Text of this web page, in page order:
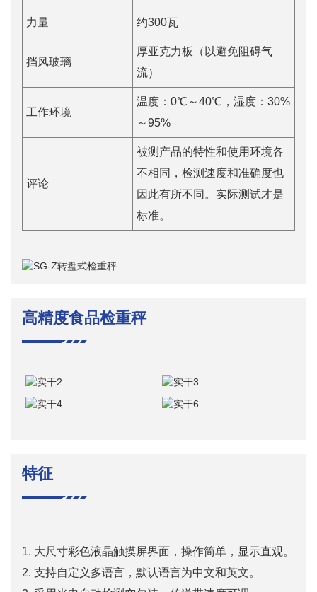
力量 约300瓦
挡风玻璃
厚亚克力板（以避免阻碍气
流）
工作环境
温度：0℃～40℃，湿度：30%
～95%
评论
被测产品的特性和使用环境各
不相同，检测速度和准确度也
因此有所不同。实际测试才是
标准。
高精度食品检重秤
特征
1. 大尺寸彩色液晶触摸屏界面，操作简单，显示直观。
2. 支持自定义多语言，默认语言为中文和英文。